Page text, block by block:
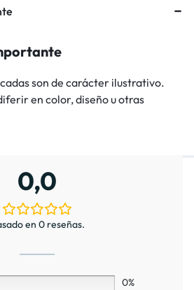
son de carácter ilustrativo.
en color, diseño u otras
0,0
en 0 reseñas.
0%